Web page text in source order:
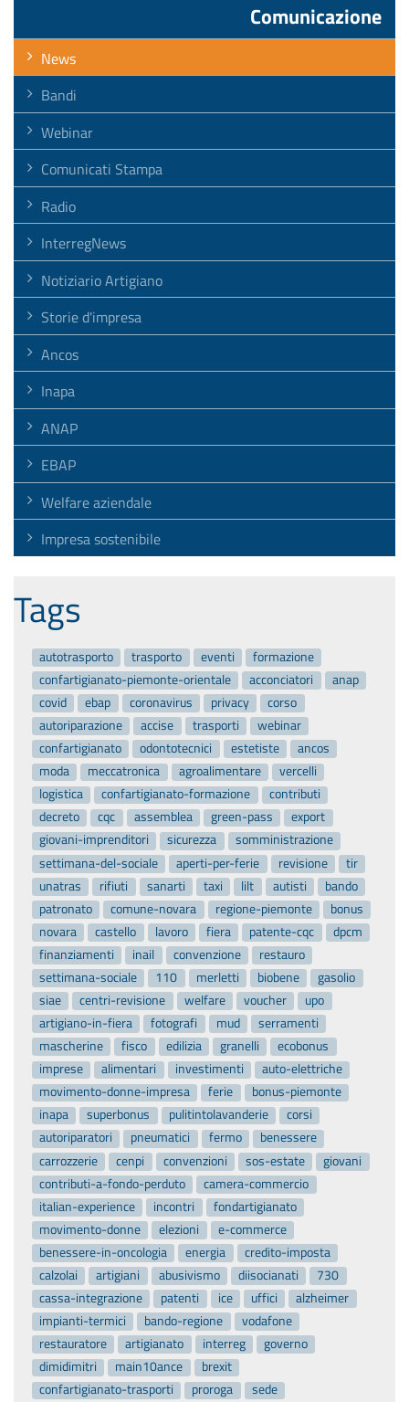
Comunicazione
News
Bandi
Webinar
Comunicati Stampa
Radio
InterregNews
Notiziario Artigiano
Storie d'impresa
Ancos
Inapa
ANAP
EBAP
Welfare aziendale
Impresa sostenibile
Tags
autotrasporto trasporto eventi
formazione
confartigianato-piemonte-orientale
acconciatori
anap
covid
ebap coronavirus privacy
corso
autoriparazione
accise trasporti
webinar
confartigianato
odontotecnici estetiste
ancos
moda
meccatronica agroalimentare
vercelli
logistica
confartigianato-formazione
contributi
decreto
cqc assemblea green-pass
export
giovani-imprenditori
sicurezza
somministrazione
settimana-del-sociale
aperti-per-ferie revisione
tir
unatras
rifiuti sanarti taxi lilt autisti
bando
patronato
comune-novara regione-piemonte
bonus
novara
castello lavoro fiera patente-cqc
dpcm
finanziamenti
inail convenzione
restauro
settimana-sociale
110 merletti biobene
gasolio
siae
centri-revisione welfare voucher
upo
artigiano-in-fiera
fotografi mud
serramenti
mascherine
fisco edilizia granelli
ecobonus
imprese
alimentari investimenti
auto-elettriche
movimento-donne-impresa
ferie
bonus-piemonte
inapa
superbonus pulitintolavanderie
corsi
autoriparatori
pneumatici fermo
benessere
carrozzerie
cenpi convenzioni sos-estate
giovani
contributi-a-fondo-perduto
camera-commercio
italian-experience
incontri
fondartigianato
movimento-donne
elezioni
e-commerce
benessere-in-oncologia
energia
credito-imposta
calzolai
artigiani abusivismo diisocianati
730
cassa-integrazione
patenti ice uffici
alzheimer
impianti-termici
bando-regione
vodafone
restauratore
artigianato interreg
governo
dimidimitri
main10ance
brexit
confartigianato-trasporti
proroga sede